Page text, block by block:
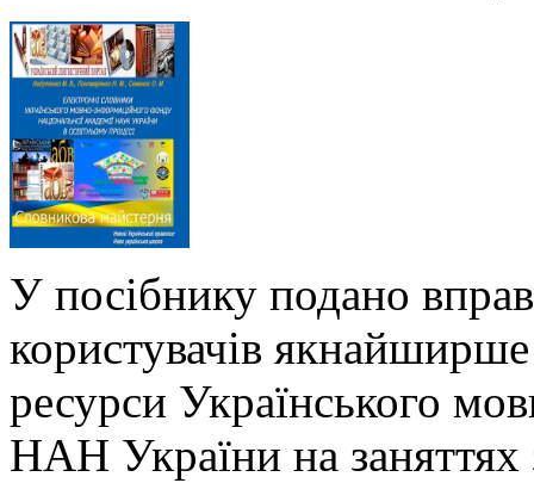
У посібнику подано
користувачів
ресурси Українського
НАН України на заняттях